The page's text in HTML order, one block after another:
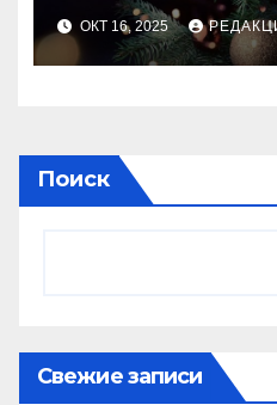
идеального
ОКТ 16, 2025
Поиск
Свежие записи